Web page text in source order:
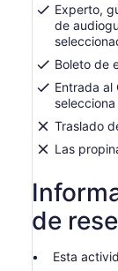
Experto,
de
Boleto de
Entrada al
Traslado
Las
de
Esta